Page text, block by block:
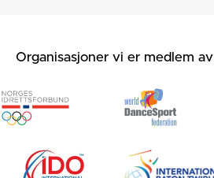
Organisasjoner vi er medlem av